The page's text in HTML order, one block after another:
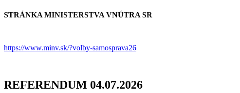
STRÁNKA MINISTERSTVA VNÚTRA SR
https://www.minv.sk/?volby-samosprava26
REFERENDUM 04.07.2026